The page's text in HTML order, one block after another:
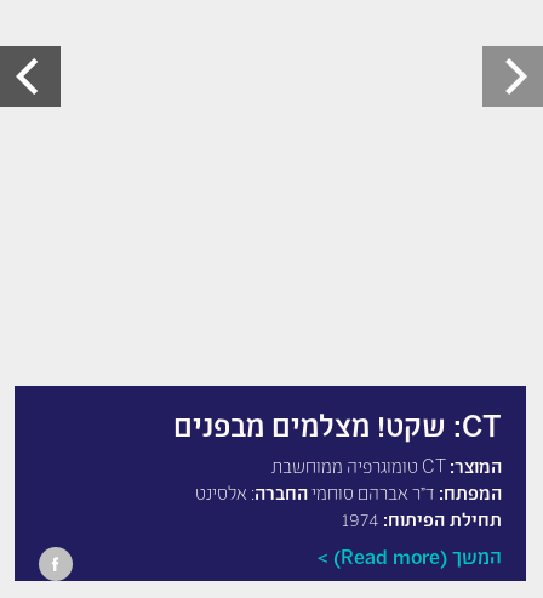
CT: שקט! מצלמים מבפנים
המוצר:
המפתח: ד”ר אברהם סוחמיהחברה: אלסינט
תחילת הפיתוח:
המשך (Read more)